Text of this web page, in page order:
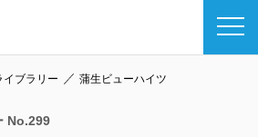
イブラリー 蒲生ビューハイツ
No.299